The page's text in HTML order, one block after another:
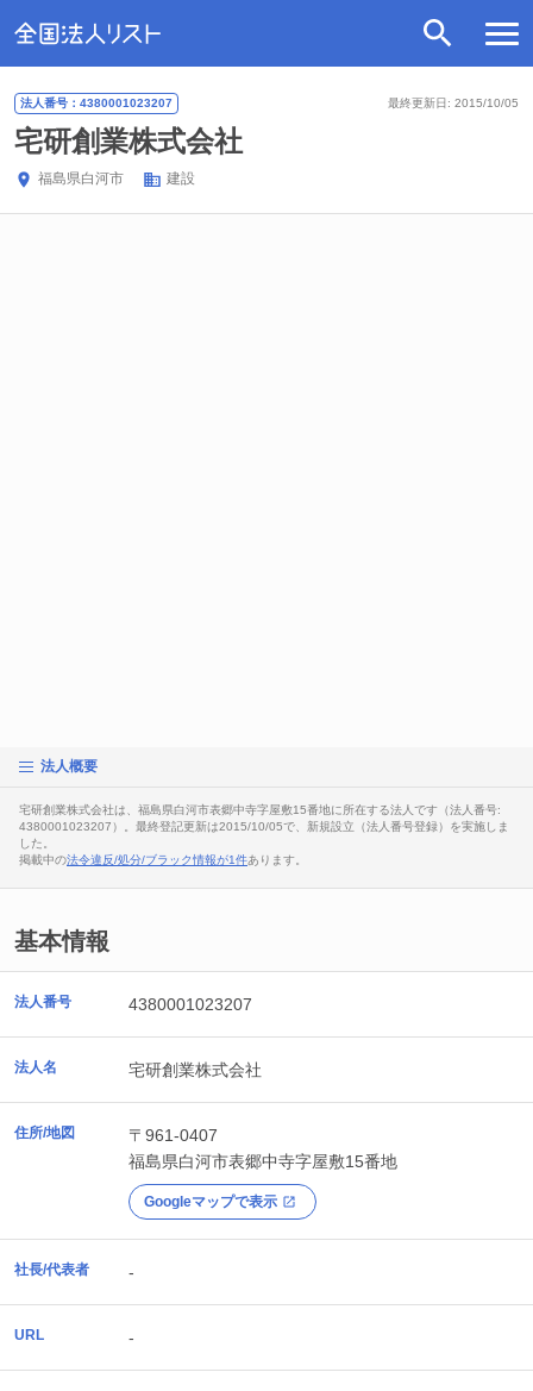
最終更新日: 2015/10/05
法人番号：4380001023207
宅研創業株式会社
福島県白河市 建設
法人概要
宅研創業株式会社は、福島県白河市表郷中寺字屋敷15番地に所在する法人です（法人番号:
4380001023207）。最終登記更新は2015/10/05で、新規設立（法人番号登録）を実施しま
した。
掲載中の法令違反/処分/ブラック情報が1件あります。
基本情報
法人番号 4380001023207
法人名 宅研創業株式会社
住所/地図
〒961-0407
福島県白河市表郷中寺字屋敷15番地
Googleマップで表示
社長/代表者 -
URL -